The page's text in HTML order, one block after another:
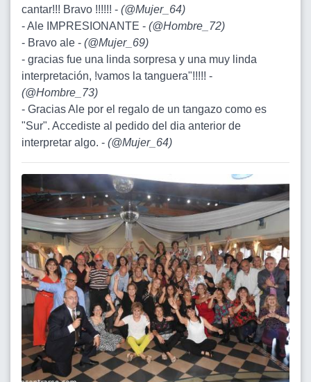
cantar!!! Bravo !!!!!! - (@Mujer_64)
- Ale IMPRESIONANTE - (@Hombre_72)
- Bravo ale - (@Mujer_69)
- gracias fue una linda sorpresa y una muy linda
interpretación, !vamos la tanguera"!!!!! -
(@Hombre_73)
- Gracias Ale por el regalo de un tangazo como es
"Sur". Accediste al pedido del dia anterior de
interpretar algo. - (@Mujer_64)